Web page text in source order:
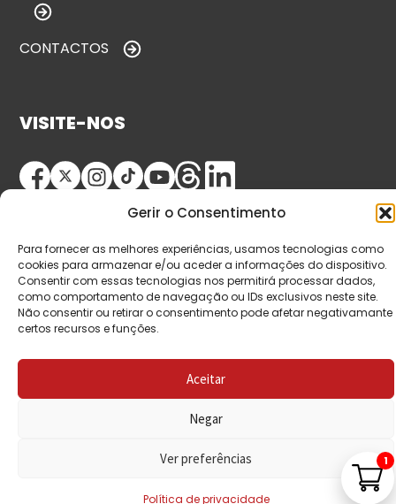
Gerir o Consentimento
Para fornecer as melhores experiências, usamos tecnologias como
cookies para armazenar e/ou aceder a informações do dispositivo.
Consentir com essas tecnologias nos permitirá processar dados,
como comportamento de navegação ou IDs exclusivos neste site.
Não consentir ou retirar o consentimento pode afetar negativamante
certos recursos e funções.
Aceitar
Negar
Ver preferências
Política de privacidade
CONTACTOS
VISITE-NOS
© Copyright 2026 Saída de Emergência. Todos os
direitos reservados.
1